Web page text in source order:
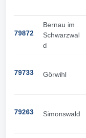
79872
Bernau im
Schwarzwal
d
79733 Görwihl
79263 Simonswald